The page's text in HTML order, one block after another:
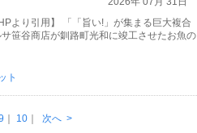
より引用】 「「旨い!」が集まる巨大複合
笹谷商店が釧路町光和に竣工させたお魚の
ト
10 次へ >